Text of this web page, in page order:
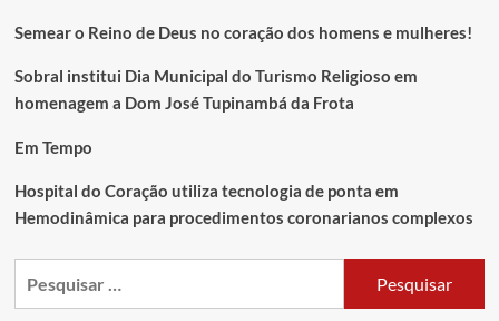
Semear o Reino de Deus no coração dos homens e mulheres!
Sobral institui Dia Municipal do Turismo Religioso em
homenagem a Dom José Tupinambá da Frota
Em Tempo
Hospital do Coração utiliza tecnologia de ponta em
Hemodinâmica para procedimentos coronarianos complexos